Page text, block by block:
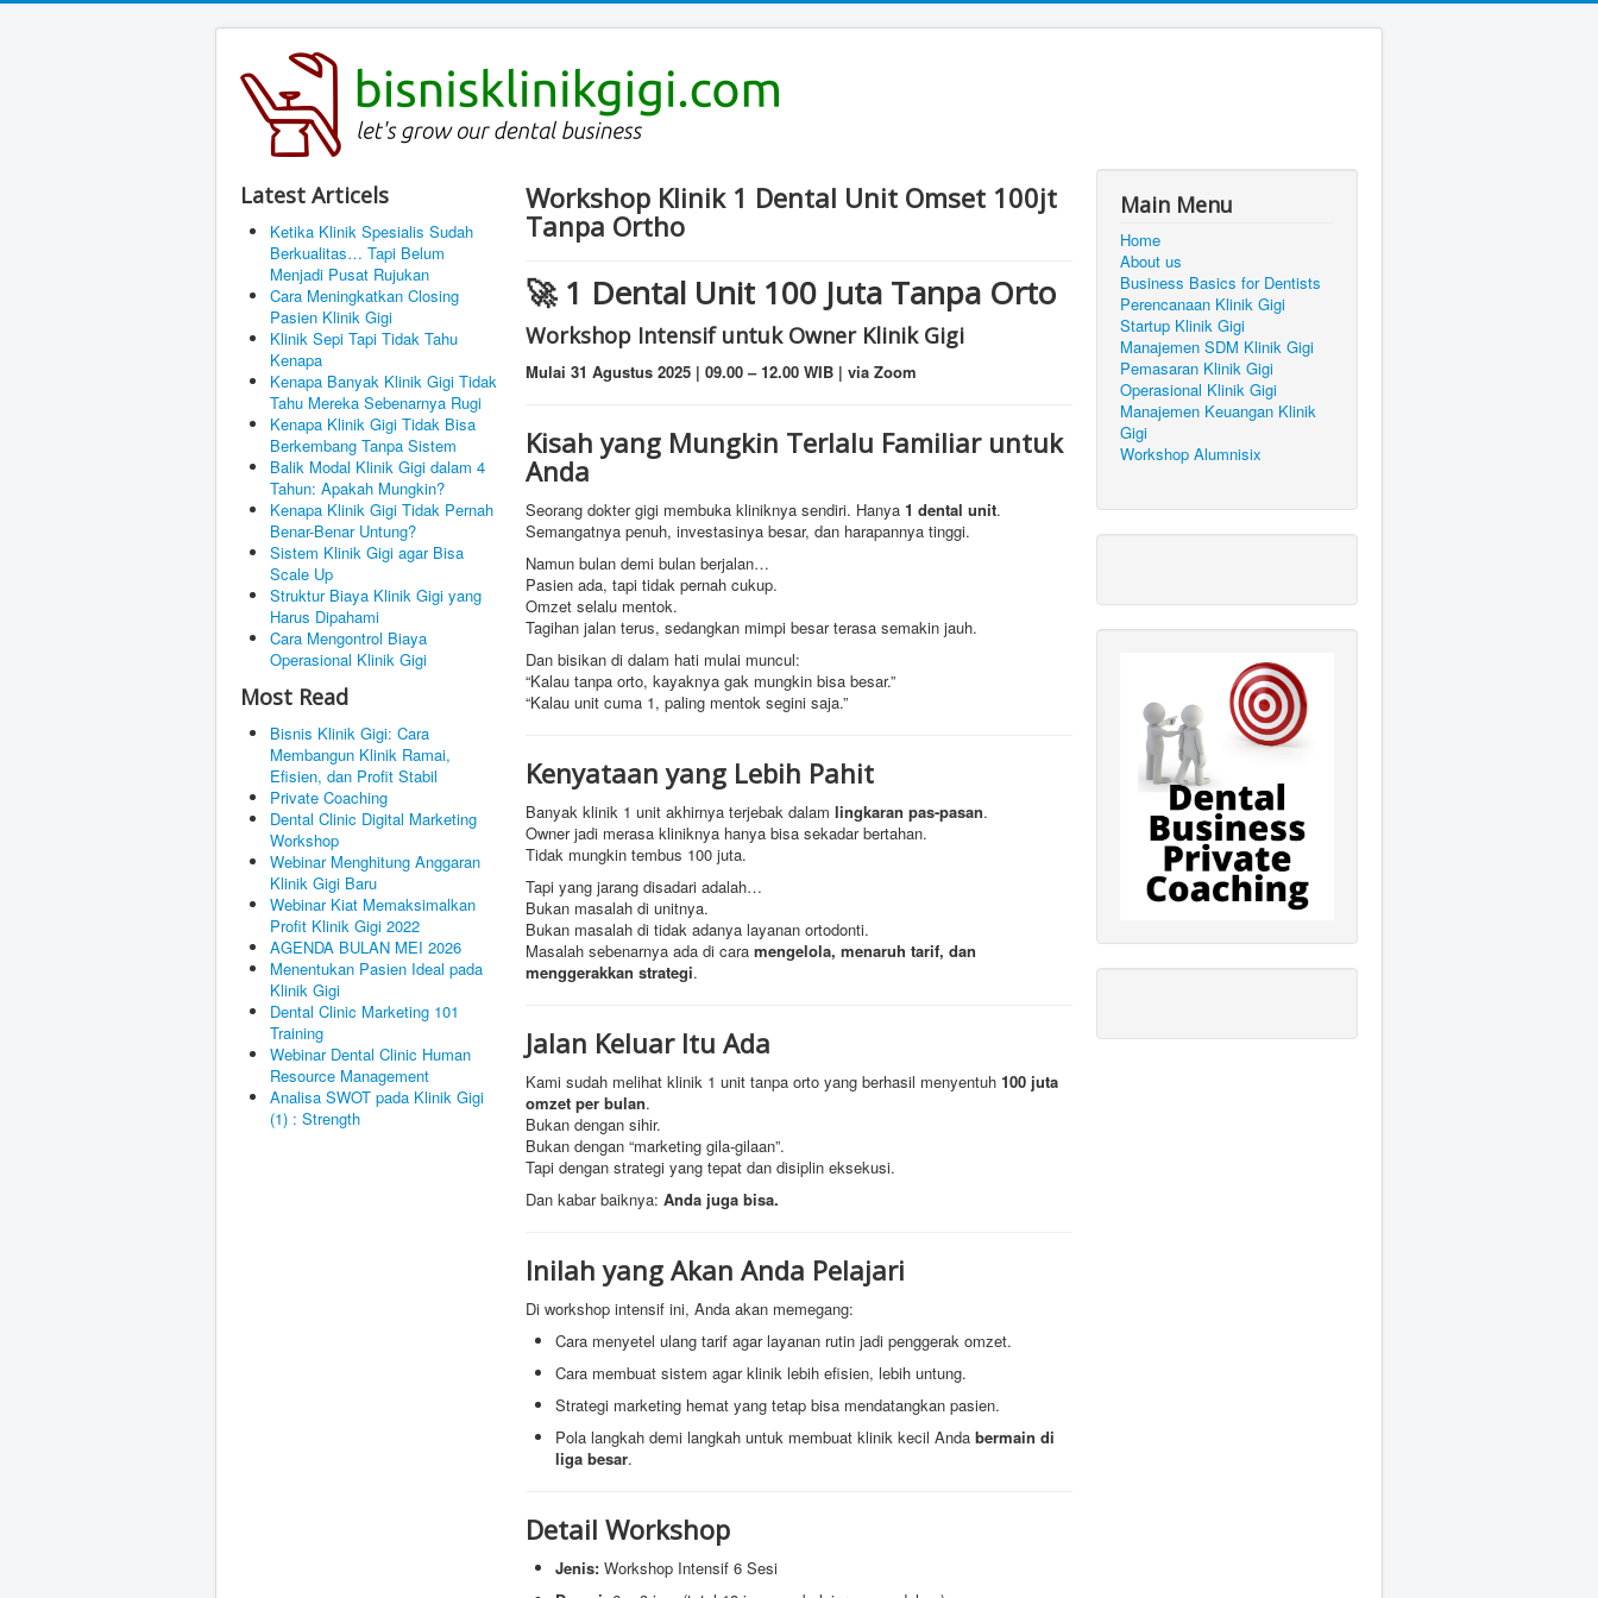
Latest Articels
Ketika Klinik Spesialis Sudah
Berkualitas… Tapi Belum
Menjadi Pusat Rujukan
Cara Meningkatkan Closing
Pasien Klinik Gigi
Klinik Sepi Tapi Tidak Tahu
Kenapa
Kenapa Banyak Klinik Gigi Tidak
Tahu Mereka Sebenarnya Rugi
Kenapa Klinik Gigi Tidak Bisa
Berkembang Tanpa Sistem
Balik Modal Klinik Gigi dalam 4
Tahun: Apakah Mungkin?
Kenapa Klinik Gigi Tidak Pernah
Benar-Benar Untung?
Sistem Klinik Gigi agar Bisa
Scale Up
Struktur Biaya Klinik Gigi yang
Harus Dipahami
Cara Mengontrol Biaya
Operasional Klinik Gigi
Most Read
Bisnis Klinik Gigi: Cara
Membangun Klinik Ramai,
Efisien, dan Profit Stabil
Private Coaching
Dental Clinic Digital Marketing
Workshop
Webinar Menghitung Anggaran
Klinik Gigi Baru
Webinar Kiat Memaksimalkan
Profit Klinik Gigi 2022
AGENDA BULAN MEI 2026
Menentukan Pasien Ideal pada
Klinik Gigi
Dental Clinic Marketing 101
Training
Webinar Dental Clinic Human
Resource Management
Analisa SWOT pada Klinik Gigi
(1) : Strength
Workshop Klinik 1 Dental Unit Omset 100jt
Tanpa Ortho
🚀 1 Dental Unit 100 Juta Tanpa Orto
Workshop Intensif untuk Owner Klinik Gigi
Mulai 31 Agustus 2025 | 09.00 – 12.00 WIB | via Zoom
Kisah yang Mungkin Terlalu Familiar untuk
Anda
Seorang dokter gigi membuka kliniknya sendiri. Hanya 1 dental unit.
Semangatnya penuh, investasinya besar, dan harapannya tinggi.
Namun bulan demi bulan berjalan…
Pasien ada, tapi tidak pernah cukup.
Omzet selalu mentok.
Tagihan jalan terus, sedangkan mimpi besar terasa semakin jauh.
Dan bisikan di dalam hati mulai muncul:
“Kalau tanpa orto, kayaknya gak mungkin bisa besar.”
“Kalau unit cuma 1, paling mentok segini saja.”
Kenyataan yang Lebih Pahit
Banyak klinik 1 unit akhirnya terjebak dalam lingkaran pas-pasan.
Owner jadi merasa kliniknya hanya bisa sekadar bertahan.
Tidak mungkin tembus 100 juta.
Tapi yang jarang disadari adalah…
Bukan masalah di unitnya.
Bukan masalah di tidak adanya layanan ortodonti.
Masalah sebenarnya ada di cara mengelola, menaruh tarif, dan
menggerakkan strategi.
Jalan Keluar Itu Ada
Kami sudah melihat klinik 1 unit tanpa orto yang berhasil menyentuh 100 juta
omzet per bulan.
Bukan dengan sihir.
Bukan dengan “marketing gila-gilaan”.
Tapi dengan strategi yang tepat dan disiplin eksekusi.
Dan kabar baiknya: Anda juga bisa.
Inilah yang Akan Anda Pelajari
Di workshop intensif ini, Anda akan memegang:
Cara menyetel ulang tarif agar layanan rutin jadi penggerak omzet.
Cara membuat sistem agar klinik lebih efisien, lebih untung.
Strategi marketing hemat yang tetap bisa mendatangkan pasien.
Pola langkah demi langkah untuk membuat klinik kecil Anda bermain di
liga besar.
Detail Workshop
Jenis: Workshop Intensif 6 Sesi
Main Menu
Home
About us
Business Basics for Dentists
Perencanaan Klinik Gigi
Startup Klinik Gigi
Manajemen SDM Klinik Gigi
Pemasaran Klinik Gigi
Operasional Klinik Gigi
Manajemen Keuangan Klinik
Gigi
Workshop Alumnisix